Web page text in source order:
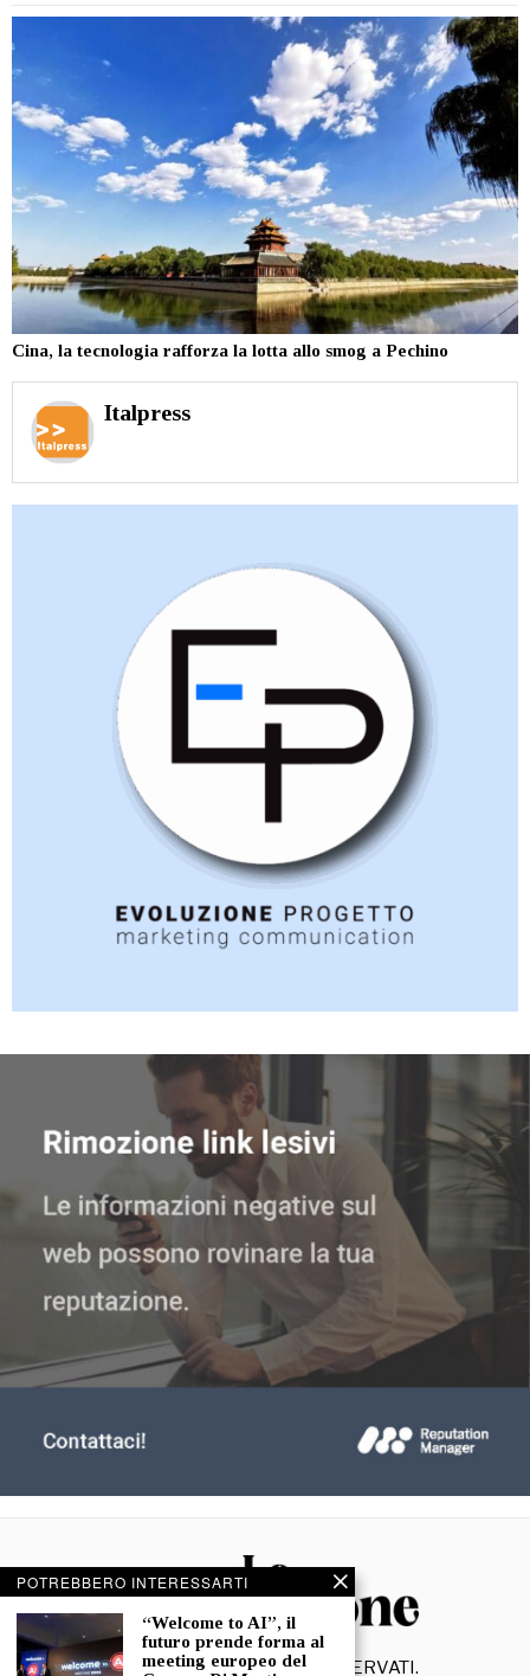
Cina, la tecnologia rafforza la lotta allo smog a Pechino
Italpress
© 2026- TUTTI I DIRITTI RISERVATI.
POTREBBERO INTERESSARTI
“Welcome to AI”, il
futuro prende forma al
meeting europeo del